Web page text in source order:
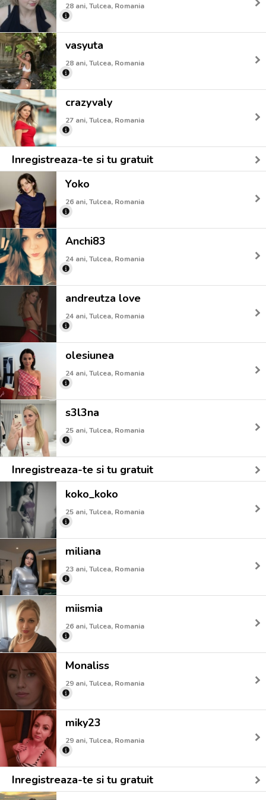
28 ani, Tulcea, Romania
vasyuta
28 ani, Tulcea, Romania
crazyvaly
27 ani, Tulcea, Romania
Inregistreaza-te si tu gratuit
Yoko
26 ani, Tulcea, Romania
Anchi83
24 ani, Tulcea, Romania
andreutza love
24 ani, Tulcea, Romania
olesiunea
24 ani, Tulcea, Romania
s3l3na
25 ani, Tulcea, Romania
Inregistreaza-te si tu gratuit
koko_koko
25 ani, Tulcea, Romania
miliana
23 ani, Tulcea, Romania
miismia
26 ani, Tulcea, Romania
Monaliss
29 ani, Tulcea, Romania
miky23
29 ani, Tulcea, Romania
Inregistreaza-te si tu gratuit